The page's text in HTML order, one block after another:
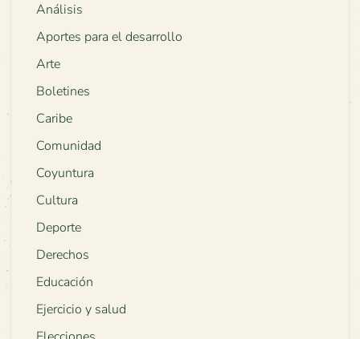
Análisis
Aportes para el desarrollo
Arte
Boletines
Caribe
Comunidad
Coyuntura
Cultura
Deporte
Derechos
Educación
Ejercicio y salud